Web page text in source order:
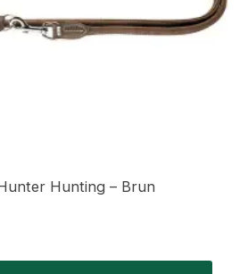
Hunting – Brun
kr